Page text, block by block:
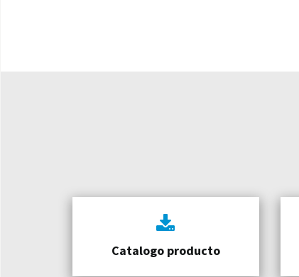
Catalogo producto